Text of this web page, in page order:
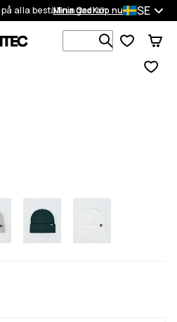
på alla beställningarKöp nu
Mina Ordrar SE
Sök bland